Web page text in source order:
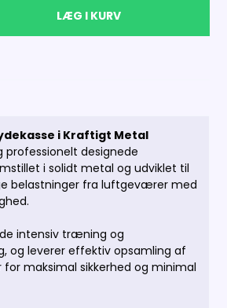
LÆG I KURV
i Kraftigt Metal
professionelt designede
i solidt metal og udviklet til
belastninger fra luftgeværer med
intensiv træning og
og leverer effektiv opsamling af
for maksimal sikkerhed og minimal